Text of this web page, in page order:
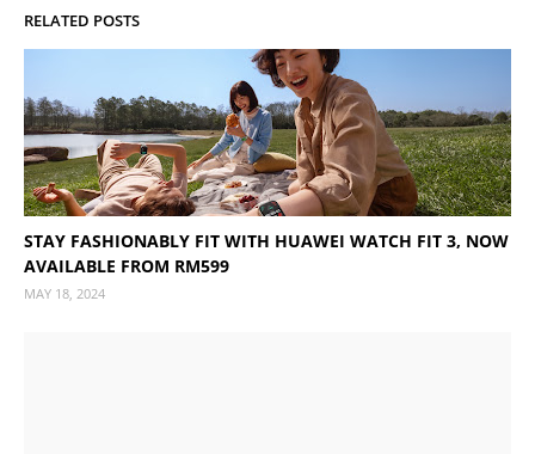
RELATED POSTS
STAY FASHIONABLY FIT WITH HUAWEI WATCH FIT 3, NOW
AVAILABLE FROM RM599
MAY 18, 2024